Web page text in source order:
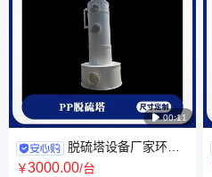
 00:11
脱硫塔设备厂家环保
设备喷淋塔防腐施工 脱硝除尘
￥3000.00/台